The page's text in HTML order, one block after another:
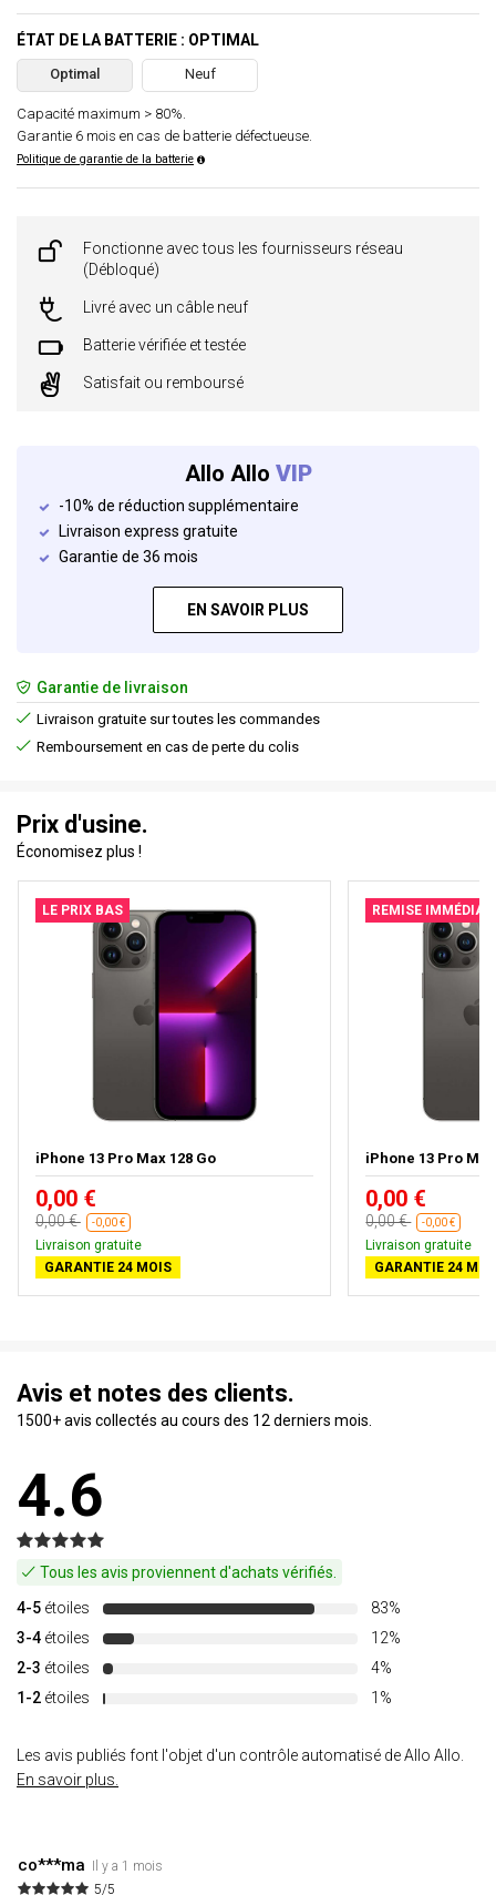
ÉTAT DE LA BATTERIE : OPTIMAL
Optimal Neuf
Capacité maximum > 80%.
Garantie 6 mois en cas de batterie défectueuse.
Politique de garantie de la batterie
Fonctionne avec tous les fournisseurs réseau
(Débloqué)
Livré avec un câble neuf
Batterie vérifiée et testée
Satisfait ou remboursé
Allo Allo VIP
-10% de réduction supplémentaire
Livraison express gratuite
Garantie de 36 mois
EN SAVOIR PLUS
Garantie de livraison
Livraison gratuite sur toutes les commandes
Remboursement en cas de perte du colis
Prix d'usine.
Économisez plus !
LE PRIX BAS
iPhone 13 Pro Max 128 Go
0,00 €
0,00 € -0,00 €
Livraison gratuite
GARANTIE 24 MOIS
REMISE
iPhone 13 Pro
0,00 €
0,00 € -0,00 €
Livraison gratuite
GARANTIE 24
Avis et notes des clients.
1500+ avis collectés au cours des 12 derniers mois.
4.6
Tous les avis proviennent d'achats vérifiés.
4-5 étoiles
83%
3-4 étoiles
12%
2-3 étoiles
4%
1-2 étoiles 1%
Les avis publiés font l'objet d'un contrôle automatisé de Allo Allo.
En savoir plus.
co***ma
Il y a 1 mois
5/5